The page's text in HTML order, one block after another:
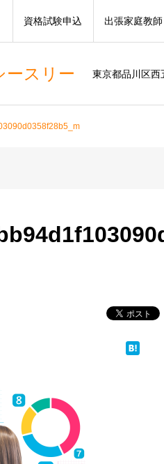
ースリー 東京都品川区
資格試験申込 出張家庭教師